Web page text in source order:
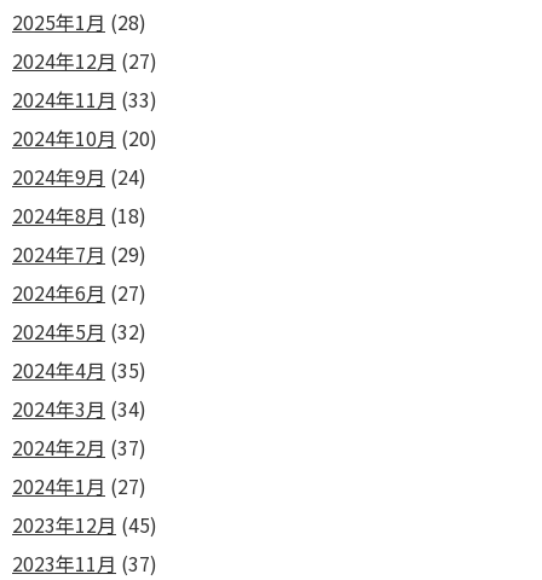
2025年1月 (28)
2024年12月 (27)
2024年11月 (33)
2024年10月 (20)
2024年9月 (24)
2024年8月 (18)
2024年7月 (29)
2024年6月 (27)
2024年5月 (32)
2024年4月 (35)
2024年3月 (34)
2024年2月 (37)
2024年1月 (27)
2023年12月 (45)
2023年11月 (37)